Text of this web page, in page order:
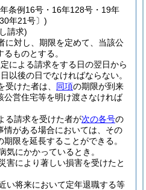
条例16号・16年128号・19年
年21号〕)
請求)
に対し、期限を定めて、当該公
ものとする。
による請求をする日の翌日から
以後の日でなければならない。
けた者は、 同項の期限が到来
公営住宅等を明け渡さなければ
る請求を受けた者が次の各号の
情がある場合においては、その
限を延長することができる。
気にかかっているとき。
害により著しい損害を受けたと
い将来において定年退職する等